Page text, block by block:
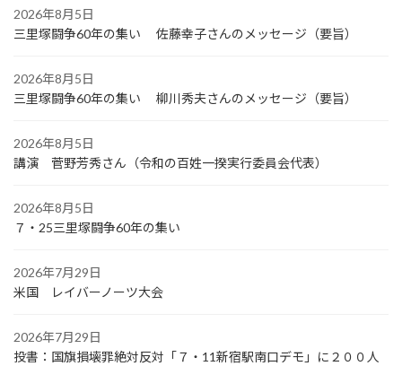
2026年8月5日
三里塚闘争60年の集い 佐藤幸子さんのメッセージ（要旨）
2026年8月5日
三里塚闘争60年の集い 柳川秀夫さんのメッセージ（要旨）
2026年8月5日
講演 菅野芳秀さん（令和の百姓一揆実行委員会代表）
2026年8月5日
７・25三里塚闘争60年の集い
2026年7月29日
米国 レイバーノーツ大会
2026年7月29日
投書：国旗損壊罪絶対反対「７・11新宿駅南口デモ」に２００人